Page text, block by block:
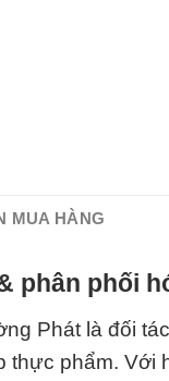
MUA HÀNG
phân phối
Phát là đối
thực phẩm.